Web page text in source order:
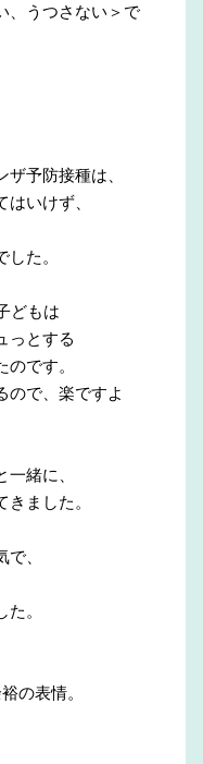
、うつさない＞で
予防接種は、
いけず、
た。
どもは
っとする
です。
ので、楽ですよ
緒に、
ました。
、
。
の表情。